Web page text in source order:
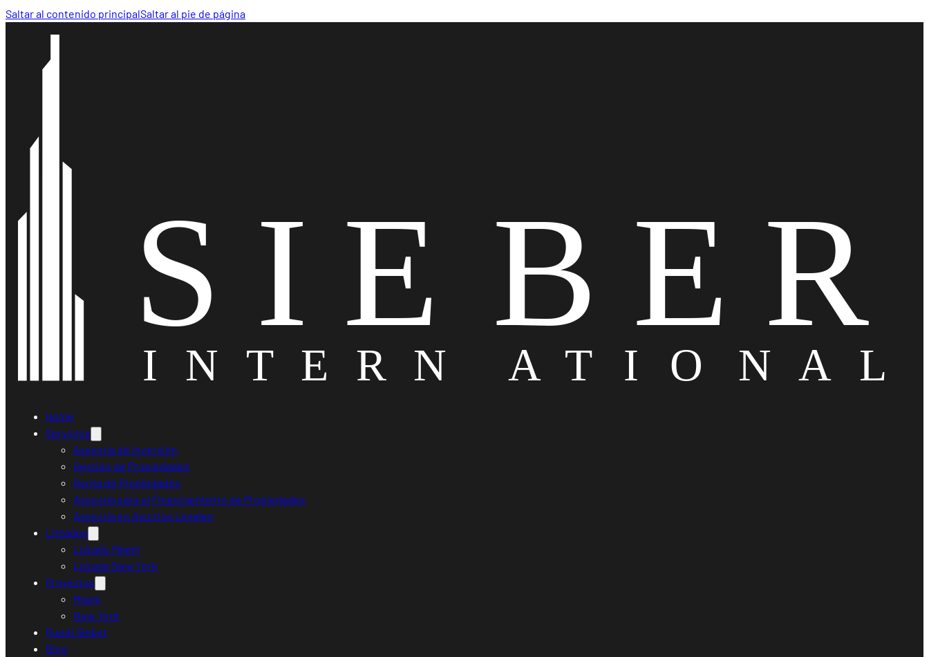
Saltar al contenido principalSaltar al pie de página
Home
Servicios
Asesoría de Inversión
Gestión de Propiedades
Renta de Propiedades
Asesoría para el Financiamiento de Propiedades
Asesoría en Asuntos Legales
Listados
Listado Miami
Listado New York
Proyectos
Miami
New York
Ruedi Sieber
Blog